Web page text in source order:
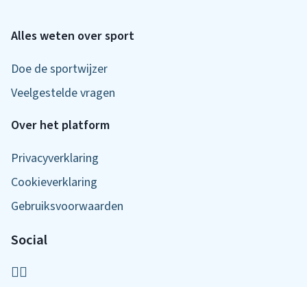
Alles weten over sport
Doe de sportwijzer
Veelgestelde vragen
Over het platform
Privacyverklaring
Cookieverklaring
Gebruiksvoorwaarden
Social